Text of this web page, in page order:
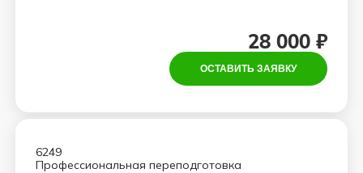
28 000 ₽
ОСТАВИТЬ ЗАЯВКУ
Профессиональная переподготовка
6249